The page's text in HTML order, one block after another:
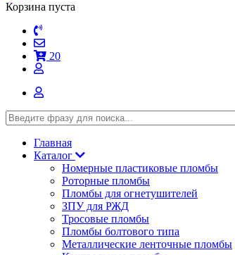
Корзина пуста
20
Главная
Каталог
Номерные пластиковые пломбы
Роторные пломбы
Пломбы для огнетушителей
ЗПУ для РЖД
Тросовые пломбы
Пломбы болтового типа
Металлические ленточные пломбы